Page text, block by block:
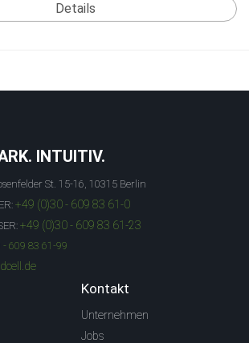
Details
INTUITIV.
St. 15-16, 10315 Berlin
+49 (0)30 - 609 83 61-0
+49 (0)30 - 609 83 61-23
- 609 83 61-99
Kontakt
Unternehmen
Jobs